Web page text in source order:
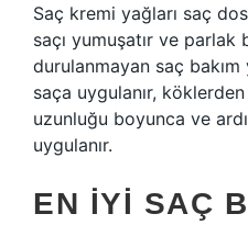
Saç kremi yağları saç
saçı yumuşatır ve parlak
durulanmayan saç
saça uygulanır,
uzunluğu boyunca ve
uygulanır.
EN IYI SAÇ